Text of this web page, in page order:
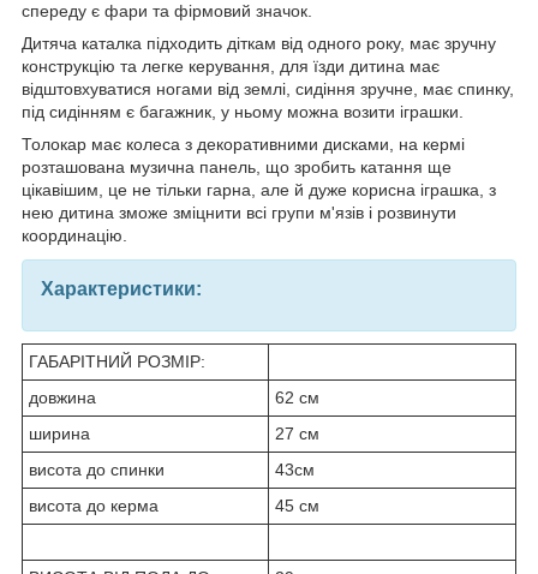
спереду є фари та фірмовий значок.
Дитяча каталка підходить діткам від одного року, має зручну
конструкцію та легке керування, для їзди дитина має
відштовхуватися ногами від землі, сидіння зручне, має спинку,
під сидінням є багажник, у ньому можна возити іграшки.
Толокар має колеса з декоративними дисками, на кермі
розташована музична панель, що зробить катання ще
цікавішим, це не тільки гарна, але й дуже корисна іграшка, з
нею дитина зможе зміцнити всі групи м'язів і розвинути
координацію.
Характеристики:
ГАБАРІТНИЙ РОЗМІР:
довжина
62 см
ширина
27 см
висота до спинки
43см
висота до керма
45 см